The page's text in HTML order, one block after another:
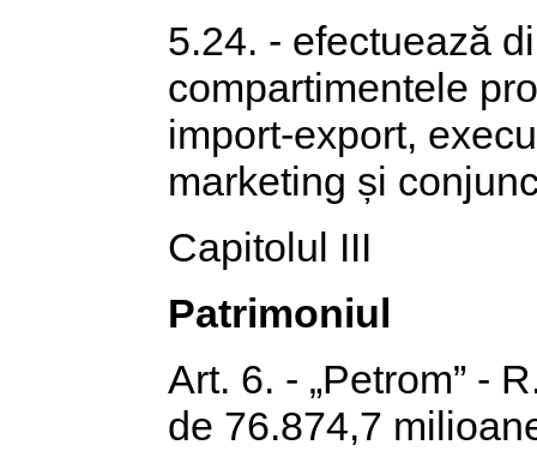
5.24. - efectuează
compartimentele
import-export,
marketing și
Capitolul III
Patrimoniul
Art. 6. - „Petrom” -
de 76.874,7